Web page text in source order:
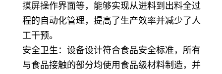
摸屏操作界面等，能够实现从进料到出料全过
程的自动化管理，提高了生产效率并减少了人
工干预。
安全卫生：设备设计符合食品安全标准，所有
与食品接触的部分均使用食品级材料制造，并